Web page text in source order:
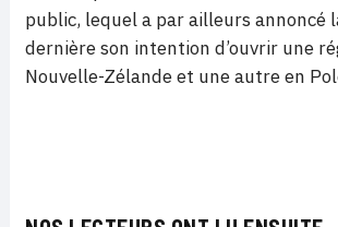
public, lequel a par ailleurs annoncé
dernière son intention d’ouvrir une
Nouvelle-Zélande et une autre en